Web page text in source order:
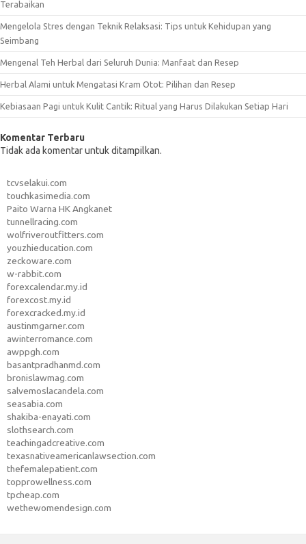
Terabaikan
Mengelola Stres dengan Teknik Relaksasi: Tips untuk Kehidupan yang
Seimbang
Mengenal Teh Herbal dari Seluruh Dunia: Manfaat dan Resep
Herbal Alami untuk Mengatasi Kram Otot: Pilihan dan Resep
Kebiasaan Pagi untuk Kulit Cantik: Ritual yang Harus Dilakukan Setiap Hari
Komentar Terbaru
Tidak ada komentar untuk ditampilkan.
tcvselakui.com
touchkasimedia.com
Paito Warna HK Angkanet
tunnellracing.com
wolfriveroutfitters.com
youzhieducation.com
zeckoware.com
w-rabbit.com
forexcalendar.my.id
forexcost.my.id
forexcracked.my.id
austinmgarner.com
awinterromance.com
awppgh.com
basantpradhanmd.com
bronislawmag.com
salvemoslacandela.com
seasabia.com
shakiba-enayati.com
slothsearch.com
teachingadcreative.com
texasnativeamericanlawsection.com
thefemalepatient.com
topprowellness.com
tpcheap.com
wethewomendesign.com